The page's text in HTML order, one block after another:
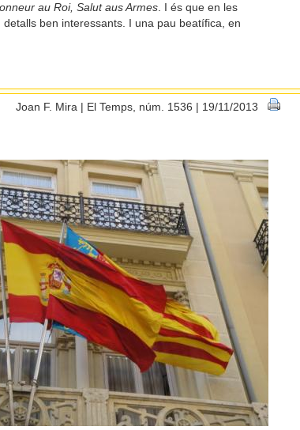
au Roi, Salut aus Armes. I és que en les
ben interessants. I una pau beatífica, en
Joan F. Mira | El Temps, núm. 1536 | 19/11/2013